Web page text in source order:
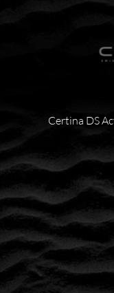
Certina DS